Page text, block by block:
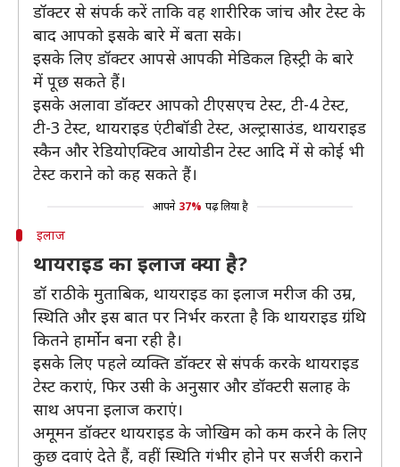
डॉक्टर से संपर्क करें ताकि वह शारीरिक जांच और टेस्ट के
बाद आपको इसके बारे में बता सके।
इसके लिए डॉक्टर आपसे आपकी मेडिकल हिस्ट्री के बारे
में पूछ सकते हैं।
इसके अलावा डॉक्टर आपको टीएसएच टेस्ट, टी-4 टेस्ट,
टी-3 टेस्ट, थायराइड एंटीबॉडी टेस्ट, अल्ट्रासाउंड, थायराइड
स्कैन और रेडियोएक्टिव आयोडीन टेस्ट आदि में से कोई भी
टेस्ट कराने को कह सकते हैं।
आपने 37% पढ़ लिया है
इलाज
थायराइड का इलाज क्या है?
डॉ राठी के मुताबिक, थायराइड का इलाज मरीज की उम्र,
स्थिति और इस बात पर निर्भर करता है कि थायराइड ग्रंथि
कितने हार्मोन बना रही है।
इसके लिए पहले व्यक्ति डॉक्टर से संपर्क करके थायराइड
टेस्ट कराएं, फिर उसी के अनुसार और डॉक्टरी सलाह के
साथ अपना इलाज कराएं।
अमूमन डॉक्टर थायराइड के जोखिम को कम करने के लिए
कुछ दवाएं देते हैं, वहीं स्थिति गंभीर होने पर सर्जरी कराने